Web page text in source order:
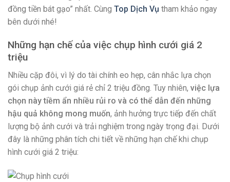
đồng tiền bát gạo” nhất. Cùng Top Dịch Vụ tham khảo ngay
bên dưới nhé!
Những hạn chế của việc chụp hình cưới giá 2
triệu
Nhiều cặp đôi, vì lý do tài chính eo hẹp, cân nhắc lựa chọn
gói chụp ảnh cưới giá rẻ chỉ 2 triệu đồng. Tuy nhiên, việc lựa
chọn này tiềm ẩn nhiều rủi ro và có thể dẫn đến những
hậu quả không mong muốn, ảnh hưởng trực tiếp đến chất
lượng bộ ảnh cưới và trải nghiệm trong ngày trọng đại. Dưới
đây là những phân tích chi tiết về những hạn chế khi chụp
hình cưới giá 2 triệu: